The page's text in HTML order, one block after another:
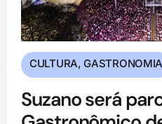
CULTURA,GASTRONOMIA
Suzano será